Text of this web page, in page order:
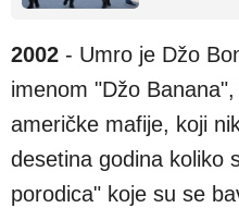
2002 - Umro je Džo
imenom "Džo
američke mafije, koji
desetina godina koliko
porodica" koje su se